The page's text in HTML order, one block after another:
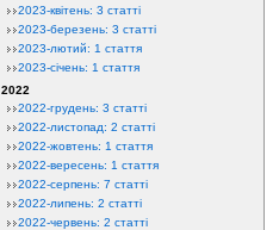
2023-квітень: 3 статті
2023-березень: 3 статті
2023-лютий: 1 стаття
2023-січень: 1 стаття
2022
2022-грудень: 3 статті
2022-листопад: 2 статті
2022-жовтень: 1 стаття
2022-вересень: 1 стаття
2022-серпень: 7 статті
2022-липень: 2 статті
2022-червень: 2 статті